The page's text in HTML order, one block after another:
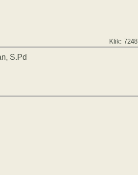
Klik: 7248
S.Pd